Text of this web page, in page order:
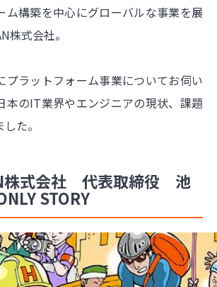
ム構築を中心にグローバルな事業を展
株式会社。
プラットフォーム事業についてお伺い
本のIT業界やエンジニアの現状、課題
た。
株式会社 代表取締役 池
STORY